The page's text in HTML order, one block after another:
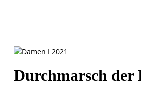
Durchmarsch der